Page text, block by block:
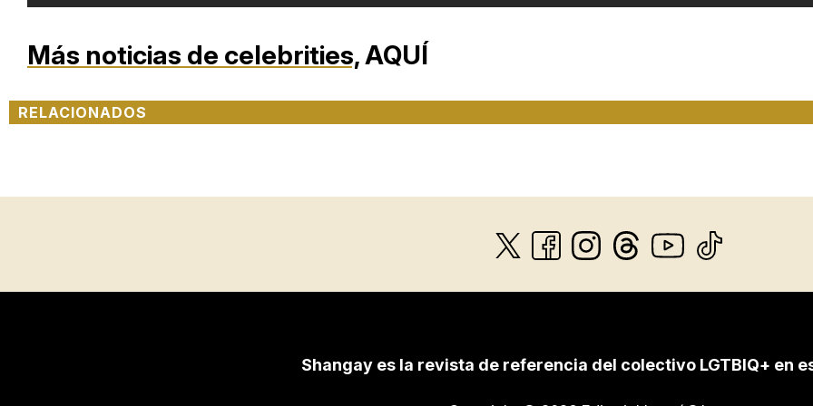
Más noticias de celebrities,AQUÍ
RELACIONADOS
Shangay es la revista de referencia del colectivo LGTBIQ+ en